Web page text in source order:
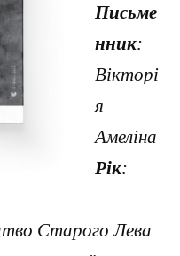
Письме
нник:
Вікторі
я
Амеліна
Рік:
Старого Лева